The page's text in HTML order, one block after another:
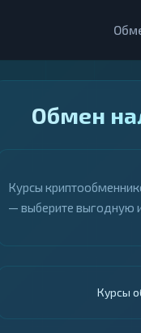
Обмен
Курсы
— выберите выгодную
Курсы